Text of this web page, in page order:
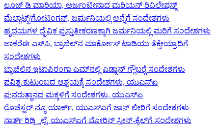
ಲೂಜ್ ಡಿ ಮಾರಿಯಾ, ಅರ್ಜಂಟೀನಾದ ಮರಿಯನ್ ರಿವಿಲೇಷನ್ಸ್
ಮೆಲ್ಲಾಟ್ಜ್/ಗೋಟಿಂಗನ್, ಜರ್ಮನಿಯಲ್ಲಿ ಆನ್ನೆಗೆ ಸಂದೇಶಗಳು
ಹೃದಯಗಳ ದೈವಿಕ ಪ್ರಸ್ತುತೀಕರಣಕ್ಕಾಗಿ ಜರ್ಮನಿಯಲ್ಲಿ ಮರಿಗೆ ಸಂದೇಶಗಳು
ಜಾಕರೆಈ ಎಸ್‌ಪಿ, ಬ್ರಾಜಿಲ್‌ನ ಮಾರ್ಕೋಸ್ ಟಾಡಿಯು ತೆಕ್ಸೇಯ್ರಾದಿಗೆ
ಸಂದೇಶಗಳು
ಬ್ರಾಜಿಲಿನ ಇಟಾಪಿರಂಗಾ ಎಮ್‌ನಲ್ಲಿ ಎಡ್ಸಾನ್ ಗ್ಲೌಬರ್‍ಗೆ ಸಂದೇಶಗಳು
ಪವಿತ್ರ ಕುಟುಂಬದ ಆಶ್ರಯಕ್ಕೆ ಸಂದೇಶಗಳು, ಯುಎಸ್‌ಏ
ಪುನರುತ್ಥಾನದ ಮಕ್ಕಳಿಗೆ ಸಂದೇಶಗಳು, ಯುಎಸ್‌ಏ
ರೊಚೆಸ್ಟರ್ ನ್ಯೂ ಯಾರ್ಕ್, ಯುಎಸ್‌ಏ‍ಗೆ ಜಾನ್ ಲೀರಿ‍ಗೆ ಸಂದೇಶಗಳು
ನಾರ್ತ್ ರಿಡ್ಜ್ವಿಲ್ಲೆ, ಯುಎಸ್‌ಏ‍ಗೆ ಮೋರಿನ್ ಸ್ವೀನ್-ಕೈಲ್‍ಗೆ ಸಂದೇಶಗಳು